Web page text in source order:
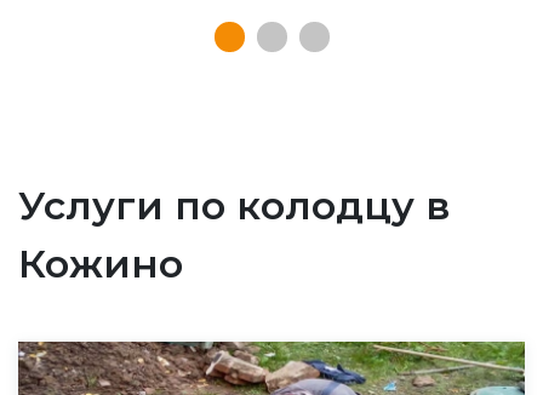
Услуги по колодцу в
Кожино